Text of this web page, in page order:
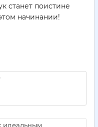
станет поистине
начинании!
идеальным